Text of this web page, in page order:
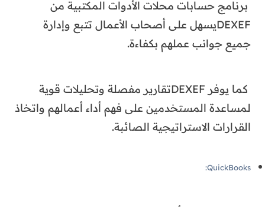
برنامج حسابات محلات الأدوات المكتبية من
DEXEFيسهل على أصحاب الأعمال تتبع وإدارة
جميع جوانب عملهم بكفاءة.
كما يوفر DEXEFتقارير مفصلة وتحليلات قوية
لمساعدة المستخدمين على فهم أداء أعمالهم واتخاذ
القرارات الاستراتيجية الصائبة.
QuickBooks: